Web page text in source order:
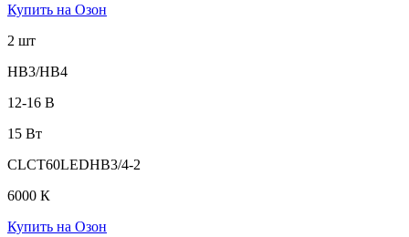
Купить на Озон
2 шт
HB3/HB4
12-16 В
15 Вт
CLCT60LEDHB3/4-2
6000 К
Купить на Озон